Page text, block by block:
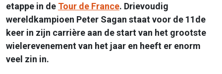
etappe in de Tour de France. Drievoudig
wereldkampioen Peter Sagan staat voor de 11de
keer in zijn carrière aan de start van het grootste
wielerevenement van het jaar en heeft er enorm
veel zin in.